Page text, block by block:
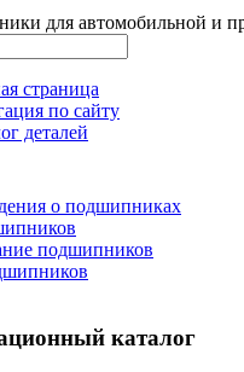
для автомобильной и
страница
по сайту
деталей
о подшипниках
подшипников
каталог